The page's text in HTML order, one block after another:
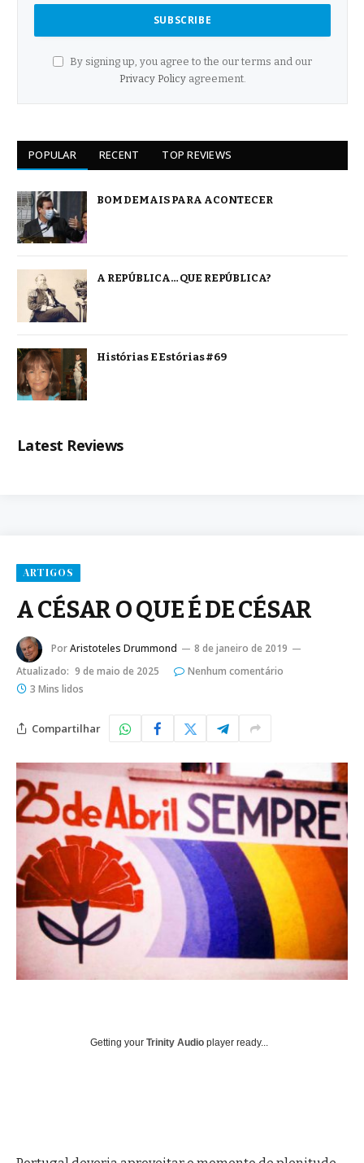
By signing up, you agree to the our terms and our
Privacy Policyagreement.
POPULAR RECENT TOP REVIEWS
BOM DEMAIS PARA ACONTECER
A REPÚBLICA… QUE REPÚBLICA?
Histórias E Estórias #69
Latest Reviews
ARTIGOS
A CÉSAR O QUE É DE CÉSAR
PorAristoteles Drummond
8 de janeiro de 2019
Atualizado: 9 de maio de 2025
Nenhum comentário
3 Mins lidos
Compartilhar
Getting your Trinity Audio player ready...